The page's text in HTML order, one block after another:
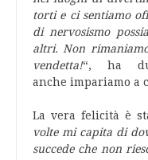
torti e ci sentiamo
di nervosismo
altri. Non
vendetta!“, ha
anche impariamo a
La vera felicità è
volte mi capita di
succede che non